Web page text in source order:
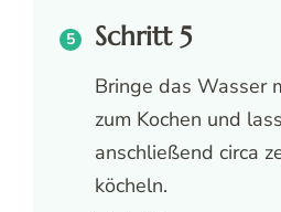
Schritt 5
Bringe das Wasser
zum Kochen und
anschließend circa
köcheln.